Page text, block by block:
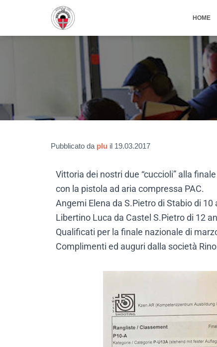
HOME
Pubblicato da plu il 19.03.2017
Vittoria dei nostri due “cuccioli” alla
con la pistola ad aria compressa PAC.
Angemi Elena da S.Pietro di Stabio di 10
Libertino Luca da Castel S.Pietro di 12
Qualificati per la finale nazionale di
Complimenti ed auguri dalla società